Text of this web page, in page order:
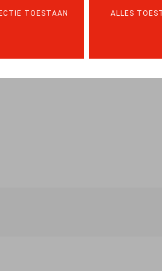
TOESTAAN ALLES